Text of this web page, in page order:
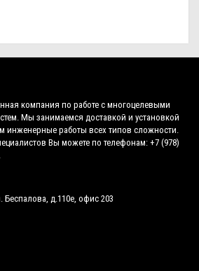
компания по работе с многоцелевыми
Мы занимаемся доставкой и установкой
инженерные работы всех типов сложности.
Вы можете по телефонам: +7 (978)
д.110е, офис 203